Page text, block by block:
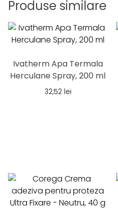
Produse similare
Ivatherm Apa Termala
Herculane Spray, 200 ml
32,52 lei